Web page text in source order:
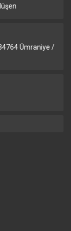
Ümraniye /